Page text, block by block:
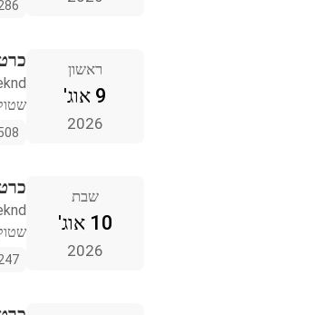
286 כרטיסים
ראשון
9 אוג'
2026 508 כרטיסים
שבת
10 אוג'
2026 247 כרטיסים